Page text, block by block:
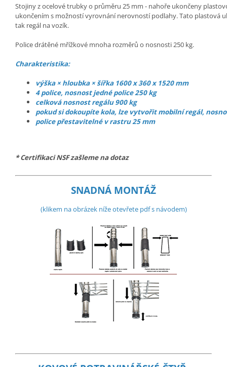
Stojiny z ocelové trubky o průměru 25 mm - nahoře ukončeny
ukončením s možností vyrovnání nerovností podlahy. Tato plastová
tak regál na vozík.
Police drátěné mřížkové mnoha rozměrů o nosnosti 250 kg.
Charakteristika:
výška × hloubka × šířka 1600 x 360 x 1520 mm
4 police, nosnost jedné police 250 kg
celková nosnost regálu 900 kg
pokud si dokoupíte kola, lze vytvořit mobilní regál,
police přestavitelné v rastru 25 mm
* Certifikaci NSF zašleme na dotaz
SNADNÁ MONTÁŽ
(klikem na obrázek níže otevřete pdf s návodem)